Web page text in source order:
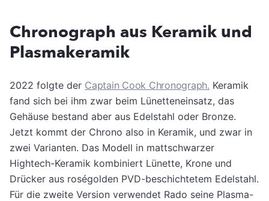
Chronograph aus Keramik und
Plasmakeramik
2022 folgte der Captain Cook Chronograph. Keramik
fand sich bei ihm zwar beim Lünetteneinsatz, das
Gehäuse bestand aber aus Edelstahl oder Bronze.
Jetzt kommt der Chrono also in Keramik, und zwar in
zwei Varianten. Das Modell in mattschwarzer
Hightech-Keramik kombiniert Lünette, Krone und
Drücker aus roségolden PVD-beschichtetem Edelstahl.
Für die zweite Version verwendet Rado seine Plasma-